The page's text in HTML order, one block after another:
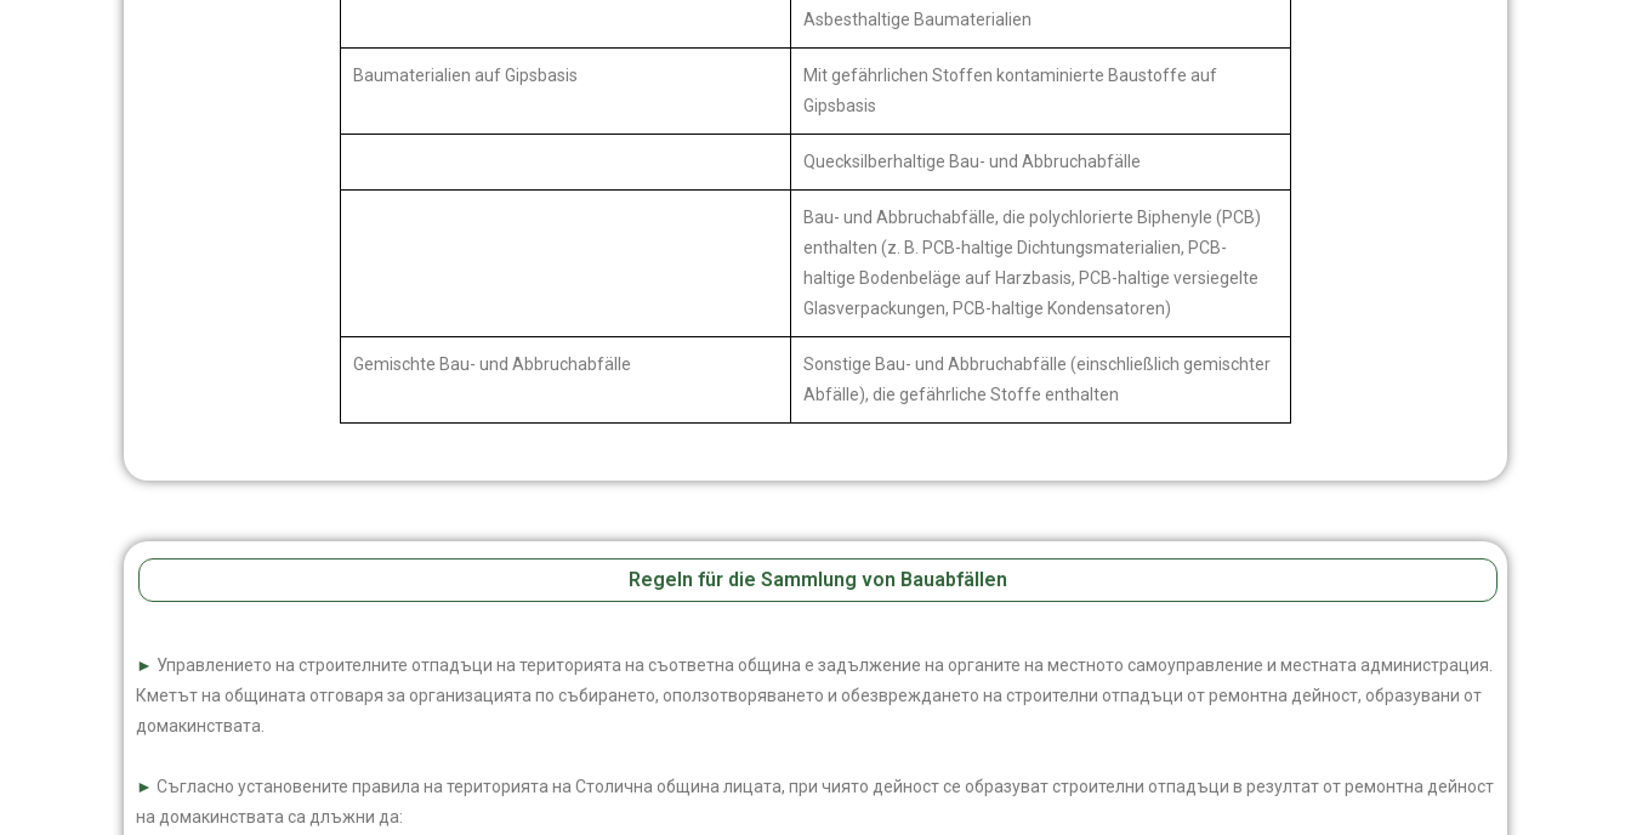
Asbesthaltige Baumaterialien
Baumaterialien auf Gipsbasis
Mit gefährlichen Stoffen kontaminierte Baustoffe auf
Gipsbasis
Quecksilberhaltige Bau- und Abbruchabfälle
Bau- und Abbruchabfälle, die polychlorierte Biphenyle (PCB)
enthalten (z. B. PCB-haltige Dichtungsmaterialien, PCB-
haltige Bodenbeläge auf Harzbasis, PCB-haltige versiegelte
Glasverpackungen, PCB-haltige Kondensatoren)
Gemischte Bau- und Abbruchabfälle
Sonstige Bau- und Abbruchabfälle (einschließlich gemischter
Abfälle), die gefährliche Stoffe enthalten
Regeln für die Sammlung von Bauabfällen
► Управлението на строителните отпадъци на територията на съответна община е задължение на органите на местното самоуправление и местната администрация.
Кметът на общината отговаря за организацията по събирането, оползотворяването и обезвреждането на строителни отпадъци от ремонтна дейност, образувани от
домакинствата.
► Съгласно установените правила на територията на Столична община лицата, при чиято дейност се образуват строителни отпадъци в резултат от ремонтна дейност
на домакинствата са длъжни да: